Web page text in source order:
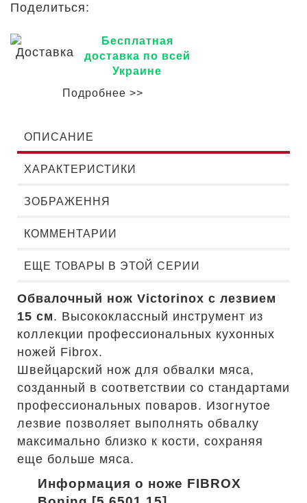
Поделиться:
Бесплатная
доставка по всей
Украине
Подробнее >>
ОПИСАНИЕ
ХАРАКТЕРИСТИКИ
ЗОБРАЖЕННЯ
КОММЕНТАРИИ
ЕЩЕ ТОВАРЫ В ЭТОЙ СЕРИИ
Обвалочный нож Victorinox с лезвием
15 см. Высококлассный инструмент из
коллекции профессиональных кухонных
ножей Fibrox.
Швейцарский нож для обвалки мяса,
созданный в соответствии со стандартами
профессиональных поваров. Изогнутое
лезвие позволяет выполнять обвалку
максимально близко к кости, сохраняя
еще больше мяса.
Информация о ноже FIBROX